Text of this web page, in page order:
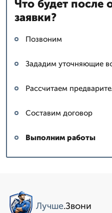
Что будет после
заявки?
Позвоним
Зададим уточняющие
Рассчитаем
Составим договор
Выполним работы
Лучше.Звони